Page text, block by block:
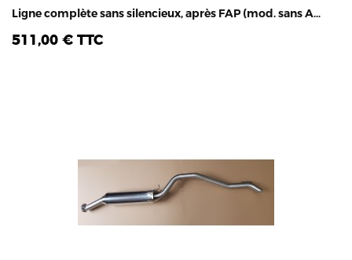
Ligne complète sans silencieux, après FAP (mod. sans AD Blue) ou après tube primaire, Ford Ranger 2.2L & 3.2L TDCI, 2011-2019
511,00 € TTC